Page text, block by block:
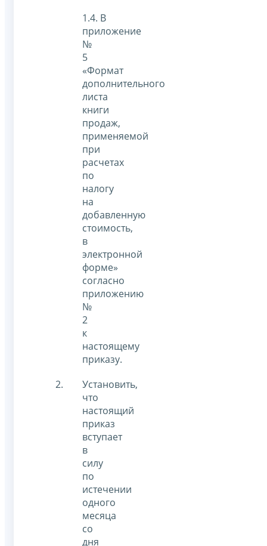
1.4. В
приложение
№
5
«Формат
дополнительного
листа
книги
продаж,
применяемой
при
расчетах
по
налогу
на
добавленную
стоимость,
в
электронной
форме»
согласно
приложению
№
2
к
настоящему
приказу.
Установить,
что
настоящий
приказ
вступает
в
силу
по
истечении
одного
месяца
со
дня